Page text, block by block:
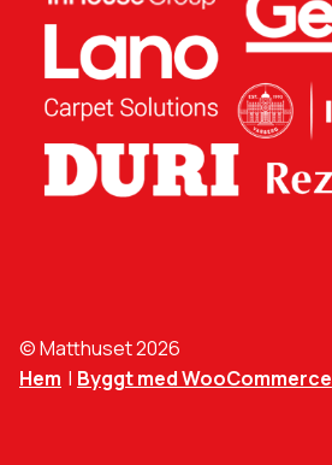
© Matthuset 2026
Hem
Byggt med WooCommerce